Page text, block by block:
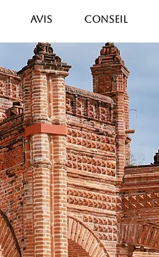
AVIS CONSEIL